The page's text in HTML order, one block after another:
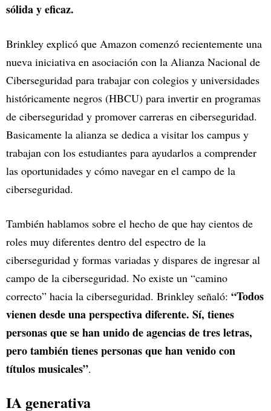
sólida y eficaz.
Brinkley explicó que Amazon comenzó recientemente una
nueva iniciativa en asociación con la Alianza Nacional de
Ciberseguridad para trabajar con colegios y universidades
históricamente negros (HBCU) para invertir en programas
de ciberseguridad y promover carreras en ciberseguridad.
Basicamente la alianza se dedica a visitar los campus y
trabajan con los estudiantes para ayudarlos a comprender
las oportunidades y cómo navegar en el campo de la
ciberseguridad.
También hablamos sobre el hecho de que hay cientos de
roles muy diferentes dentro del espectro de la
ciberseguridad y formas variadas y dispares de ingresar al
campo de la ciberseguridad. No existe un “camino
correcto” hacia la ciberseguridad. Brinkley señaló: “Todos
vienen desde una perspectiva diferente. Sí, tienes
personas que se han unido de agencias de tres letras,
pero también tienes personas que han venido con
títulos musicales”.
IA generativa